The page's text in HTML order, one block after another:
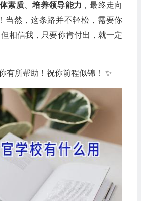
素质 、培养领导能力 ，最终走向
当然，这条路并不轻松，需要你
相信我，只要你肯付出，就一定
有所帮助！祝你前程似锦！ ✨